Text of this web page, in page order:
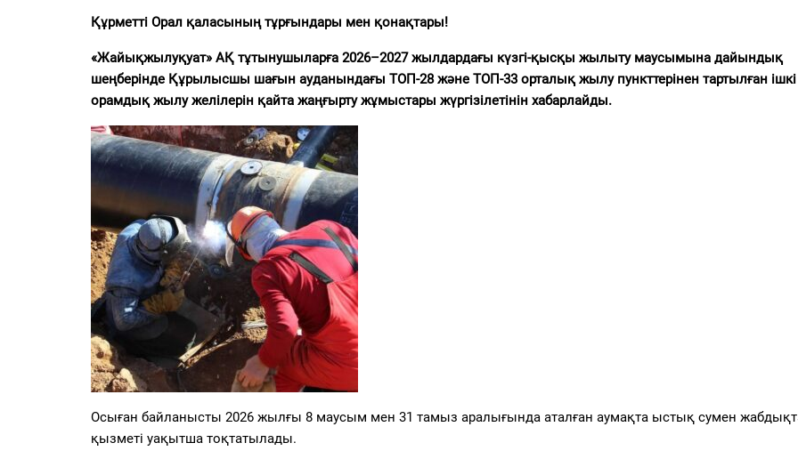
«Жайық үні» — 33 жыл
Құрметті Орал қаласының тұрғындары мен қонақтары!
«Жайықжылуқуат» АҚ тұтынушыларға 2026–2027 жылдардағы күзгі-қысқы жылыту маусымына дайындық
шеңберінде Құрылысшы шағын ауданындағы ТОП-28 және ТОП-33 орталық жылу пункттерінен тартылған ішкі
орамдық жылу желілерін қайта жаңғырту жұмыстары жүргізілетінін хабарлайды.
Осыған байланысты 2026 жылғы 8 маусым мен 31 тамыз аралығында аталған аумақта ыстық сумен
қызметі уақытша тоқтатылады.